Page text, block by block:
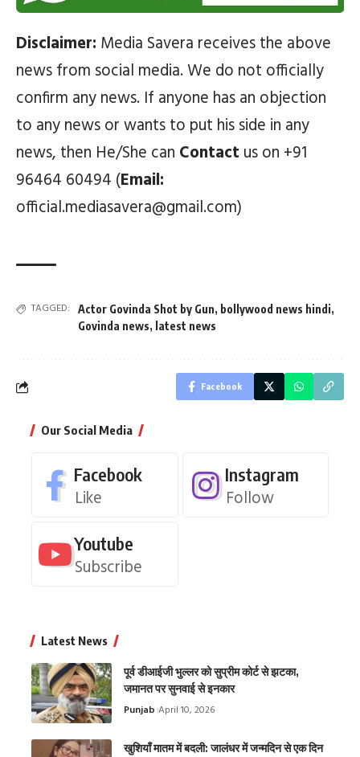
Disclaimer: Media Savera receives the above
news from social media. We do not officially
confirm any news. If anyone has an objection
to any news or wants to put his side in any
news, then He/She can Contact us on +91
96464 60494 (Email:
official.mediasavera@gmail.com)
TAGGED: Actor Govinda Shot by Gun, bollywood news hindi,
Govinda news, latest news
Facebook
Our Social Media
Facebook
Like
Instagram
Follow
Youtube
Subscribe
Latest News
पूर्व डीआईजी भुल्लर को सुप्रीम कोर्ट से झटका,
जमानत पर सुनवाई से इनकार
Punjab April 10, 2026
खुशियाँ मातम में बदली: जालंधर में जन्मदिन से एक दिन